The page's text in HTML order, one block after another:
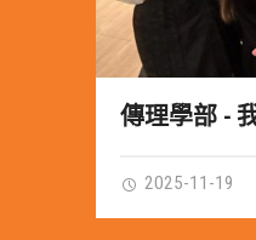
傳理學部 -
2025-11-19